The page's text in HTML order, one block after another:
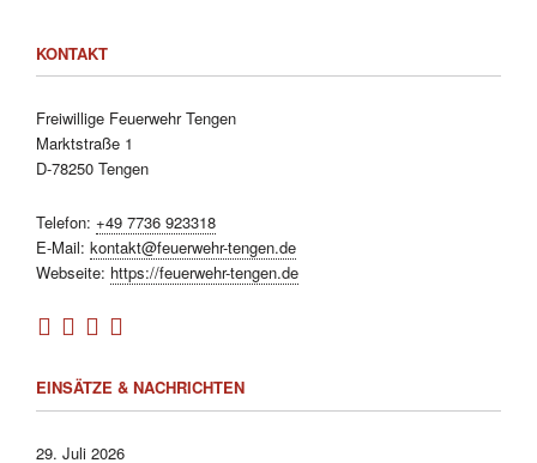
KONTAKT
Freiwillige Feuerwehr Tengen
Marktstraße 1
D-78250 Tengen
Telefon: +49 7736 923318
E-Mail: kontakt@feuerwehr-tengen.de
Webseite: https://feuerwehr-tengen.de
EINSÄTZE & NACHRICHTEN
29. Juli 2026